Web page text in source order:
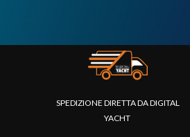
SPEDIZIONE DIRETTA DA DIGITAL
YACHT